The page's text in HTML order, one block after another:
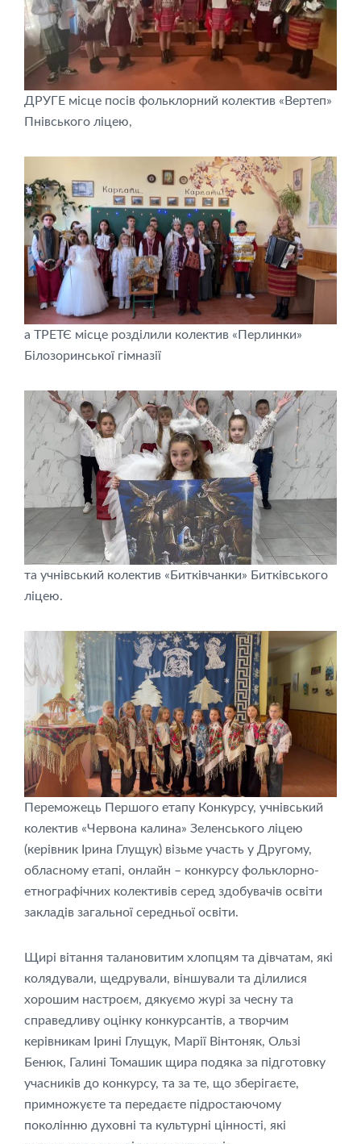
ДРУГЕ місце посів фольклорний колектив «Вертеп»
Пнівського ліцею,
а ТРЕТЄ місце розділили колектив «Перлинки»
Білозоринської гімназії
та учнівський колектив «Битківчанки» Битківського
ліцею.
Переможець Першого етапу Конкурсу, учнівський
колектив «Червона калина» Зеленського ліцею
(керівник Ірина Глущук) візьме участь у Другому,
обласному етапі, онлайн – конкурсу фольклорно-
етнографічних колективів серед здобувачів освіти
закладів загальної середньої освіти.
Щирі вітання талановитим хлопцям та дівчатам, які
колядували, щедрували, віншували та ділилися
хорошим настроєм, дякуємо журі за чесну та
справедливу оцінку конкурсантів, а творчим
керівникам Ірині Глущук, Марії Вінтоняк, Ользі
Бенюк, Галині Томашик щира подяка за підготовку
учасників до конкурсу, та за те, що зберігаєте,
примножуєте та передаєте підростаючому
поколінню духовні та культурні цінності, які